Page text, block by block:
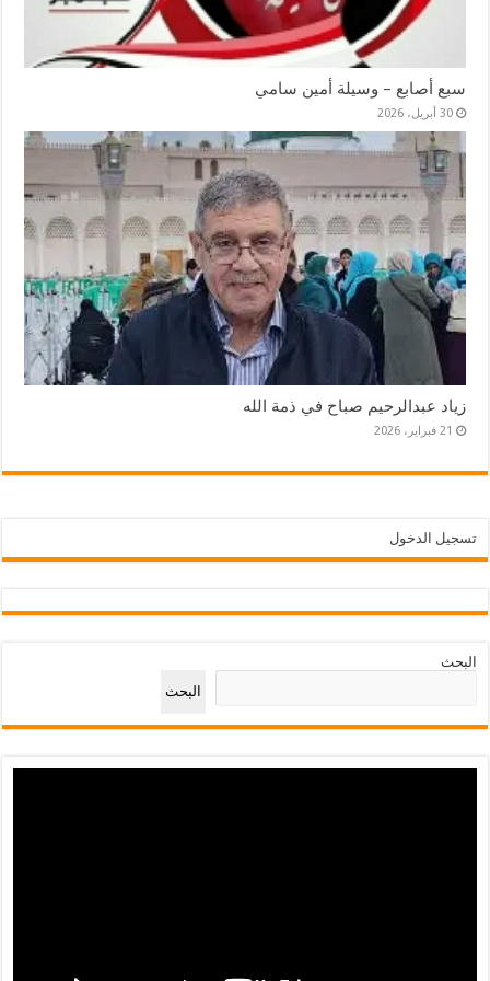
سبع أصابع – وسيلة أمين سامي
30 أبريل، 2026
زياد عبدالرحيم صباح في ذمة الله
21 فبراير، 2026
تسجيل الدخول
البحث
البحث